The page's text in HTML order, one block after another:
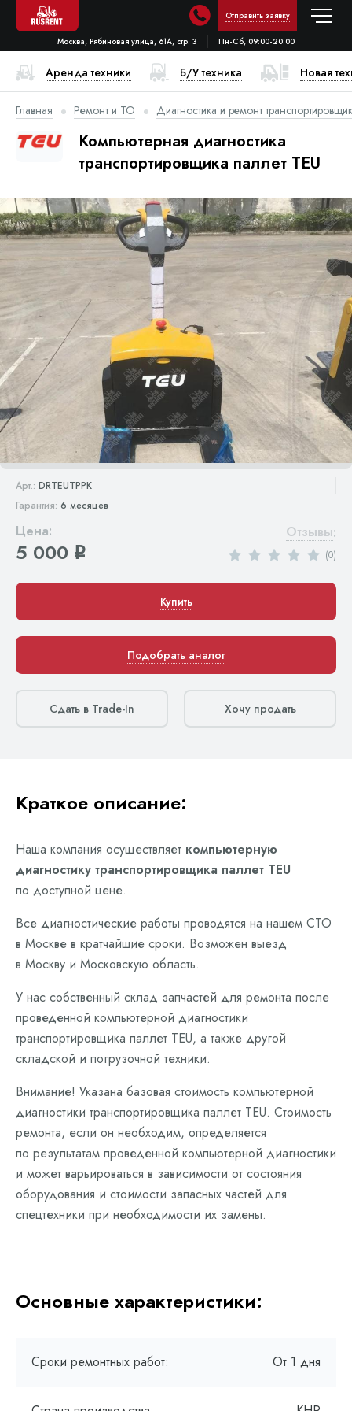
Отправить заявку
Москва, Рябиновая улица, 61А, стр. 3 Пн-Сб, 09:00-20:00
Аренда техники Б/У техника Новая
Главная Ремонт и ТО Диагностика и ремонт
Компьютерная диагностика
транспортировщика паллет TEU
Арт.: DRTEUTPPK
Гарантия: 6 месяцев
Цена:
5 000 q
Отзывы:
(0)
Купить
Подобрать аналог
Сдать в Trade-In Хочу продать
Краткое описание:
Наша компания осуществляет компьютерную
диагностику транспортировщика паллет TEU
по доступной цене.
Все диагностические работы проводятся на нашем СТО
в Москве в кратчайшие сроки. Возможен выезд
в Москву и Московскую область.
У нас собственный склад запчастей для ремонта после
проведенной компьютерной диагностики
транспортировщика паллет TEU, а также другой
складской и погрузочной техники.
Внимание! Указана базовая стоимость компьютерной
диагностики транспортировщика паллет TEU. Стоимость
ремонта, если он необходим, определяется
по результатам проведенной компьютерной диагностики
и может варьироваться в зависимости от состояния
оборудования и стоимости запасных частей для
спецтехники при необходимости их замены.
Основные характеристики:
Сроки ремонтных работ: От 1 дня